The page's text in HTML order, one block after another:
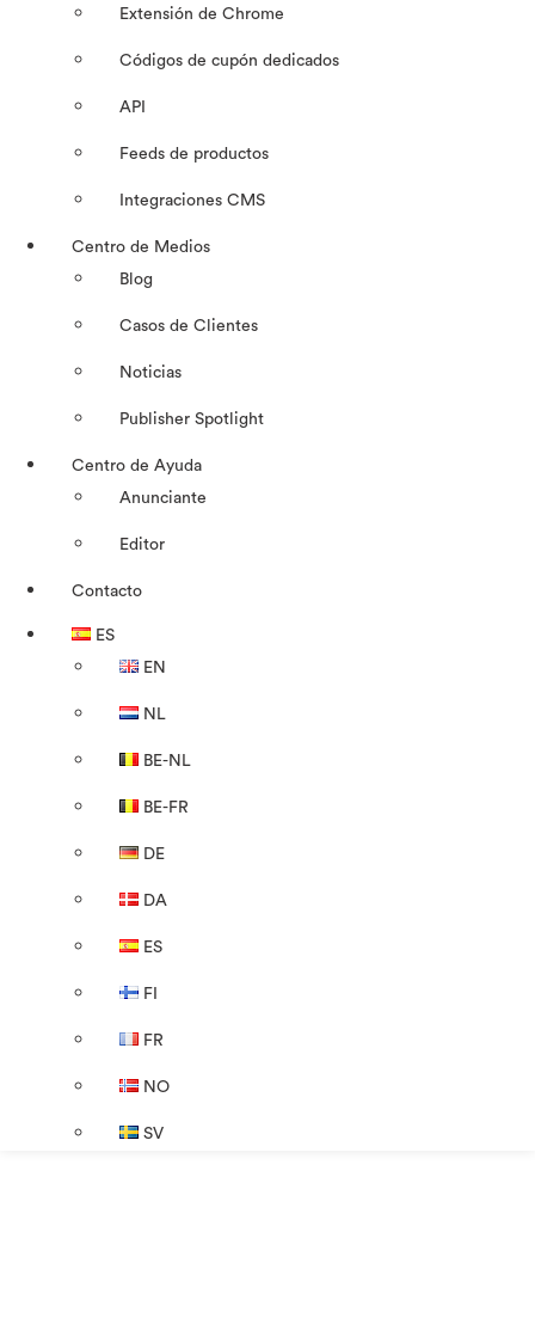
Extensión de Chrome
Códigos de cupón dedicados
API
Feeds de productos
Integraciones CMS
Centro de Medios
Blog
Casos de Clientes
Noticias
Publisher Spotlight
Centro de Ayuda
Anunciante
Editor
Contacto
ES
EN
NL
BE-NL
BE-FR
DE
DA
ES
FI
FR
NO
SV